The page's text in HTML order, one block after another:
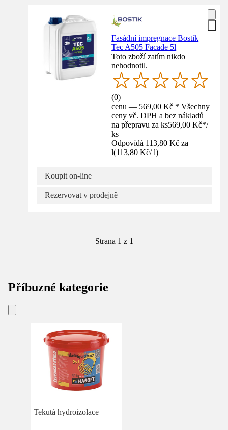
Fasádní impregnace Bostik
Tec A505 Facade 5l
Toto zboží zatím nikdo
nehodnotil.
(0)
cenu — 569,00 Kč * Všechny
ceny vč. DPH a bez nákladů
na přepravu za ks569,00 Kč*/
ks
Odpovídá 113,80 Kč za
l(113,80 Kč/ l)
Koupit on-line
Rezervovat v prodejně
Strana 1 z 1
Příbuzné kategorie
Tekutá hydroizolace